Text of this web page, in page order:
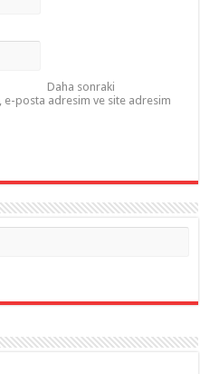
Daha sonraki
e-posta adresim ve site adresim